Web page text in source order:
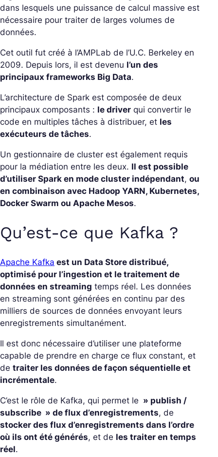
dans lesquels une puissance de calcul massive est
nécessaire pour traiter de larges volumes de
données.
Cet outil fut créé à l’AMPLab de l’U.C. Berkeley en
2009. Depuis lors, il est devenu l’un des
principaux frameworks Big Data.
L’architecture de Spark est composée de deux
principaux composants : le driver qui convertir le
code en multiples tâches à distribuer, et les
exécuteurs de tâches.
Un gestionnaire de cluster est également requis
pour la médiation entre les deux. Il est possible
d’utiliser Spark en mode cluster indépendant, ou
en combinaison avec Hadoop YARN, Kubernetes,
Docker Swarm ou Apache Mesos.
Qu’est-ce que Kafka ?
Apache Kafka est un Data Store distribué,
optimisé pour l’ingestion et le traitement de
données en streaming temps réel. Les données
en streaming sont générées en continu par des
milliers de sources de données envoyant leurs
enregistrements simultanément.
Il est donc nécessaire d’utiliser une plateforme
capable de prendre en charge ce flux constant, et
de traiter les données de façon séquentielle et
incrémentale.
C’est le rôle de Kafka, qui permet le » publish /
subscribe » de flux d’enregistrements, de
stocker des flux d’enregistrements dans l’ordre
où ils ont été générés, et de les traiter en temps
réel.